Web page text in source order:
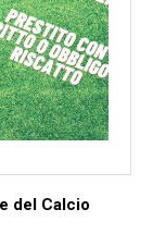
del Calcio